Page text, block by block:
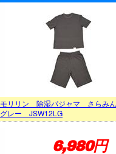
モリリン 除湿パジャマ さら
グレー JSW12LG
6,980円